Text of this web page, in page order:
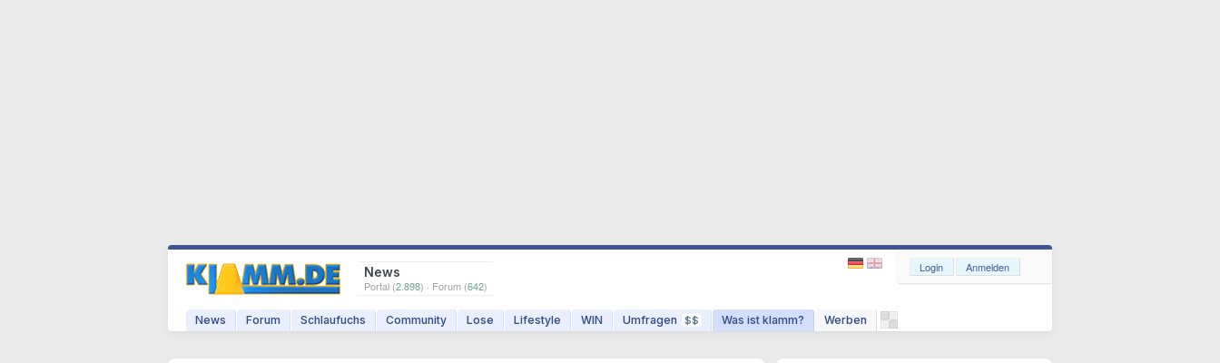
News
Portal (2.898) · Forum (642)
News Forum Schlaufuchs Community Lose Lifestyle WIN Umfragen $$ Was ist klamm? Werben
Login Anmelden